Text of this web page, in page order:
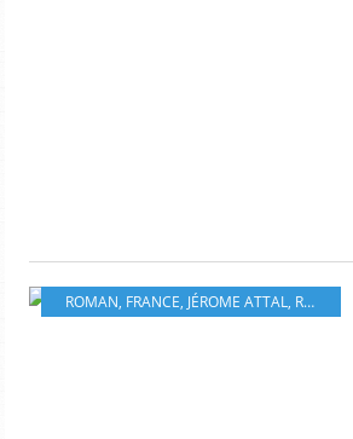
ROMAN, FRANCE, JÉROME ATTAL, R LAFONT